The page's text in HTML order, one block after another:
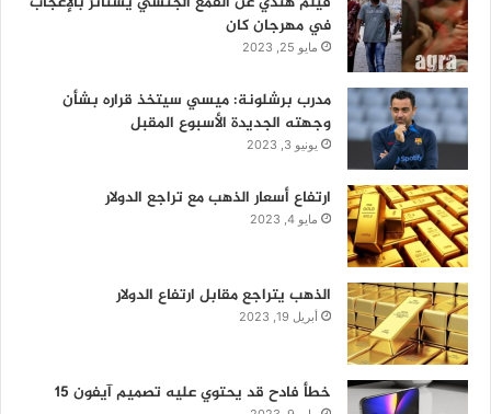
في مهرجان كان
مايو 25, 2023
مدرب برشلونة: ميسي سيتخذ قراره بشأن
وجهته الجديدة الأسبوع المقبل
يونيو 3, 2023
ارتفاع أسعار الذهب مع تراجع الدولار
مايو 4, 2023
الذهب يتراجع مقابل ارتفاع الدولار
أبريل 19, 2023
خطأ فادح قد يحتوي عليه تصميم آيفون 15